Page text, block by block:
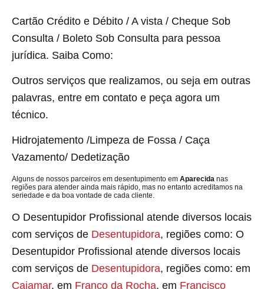
Cartão Crédito e Débito / A vista / Cheque Sob
Consulta / Boleto Sob Consulta para pessoa
jurídica. Saiba Como:
Outros serviços que realizamos, ou seja em outras
palavras, entre em contato e peça agora um
técnico.
Hidrojatemento /Limpeza de Fossa / Caça
Vazamento/ Dedetização
Alguns de nossos parceiros em desentupimento em Aparecida nas
regiões para atender ainda mais rápido, mas no entanto acreditamos na
seriedade e da boa vontade de cada cliente.
O Desentupidor Profissional atende diversos locais
com serviços de Desentupidora, regiões como: O
Desentupidor Profissional atende diversos locais
com serviços de Desentupidora, regiões como: em
Cajamar, em Franco da Rocha, em Francisco